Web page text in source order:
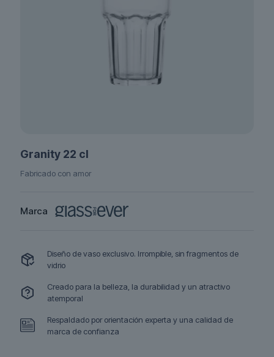
Granity 22 cl
Fabricado con amor
Marca
Diseño de vaso exclusivo. Irrompible, sin fragmentos de
vidrio
Creado para la belleza, la durabilidad y un atractivo
atemporal
Respaldado por orientación experta y una calidad de
marca de confianza